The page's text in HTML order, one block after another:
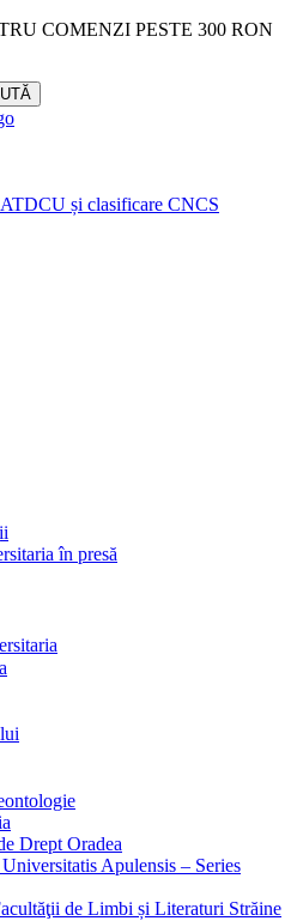
COMENZI PESTE 300 RON
și clasificare CNCS
în presă
Drept Oradea
Apulensis – Series
de Limbi și Literaturi Străine